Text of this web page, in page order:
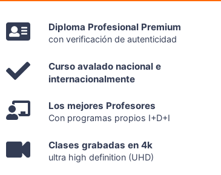
Diploma Profesional Premium
con verificación de autenticidad
Curso avalado nacional e
internacionalmente
Los mejores Profesores
Con programas propios I+D+I
Clases grabadas en 4k
ultra high definition (UHD)